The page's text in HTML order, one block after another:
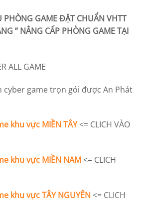
GAME ĐẶT CHUẨN VHTT
” NÂNG CẤP PHÒNG GAME TẠI
cyber game trọn gói được An Phát
khu vực MIỀN TÂY<= CLICH VÀO
khu vực MIỀN NAM <= CLICH
khu vực TÂY NGUYÊN <= CLICH